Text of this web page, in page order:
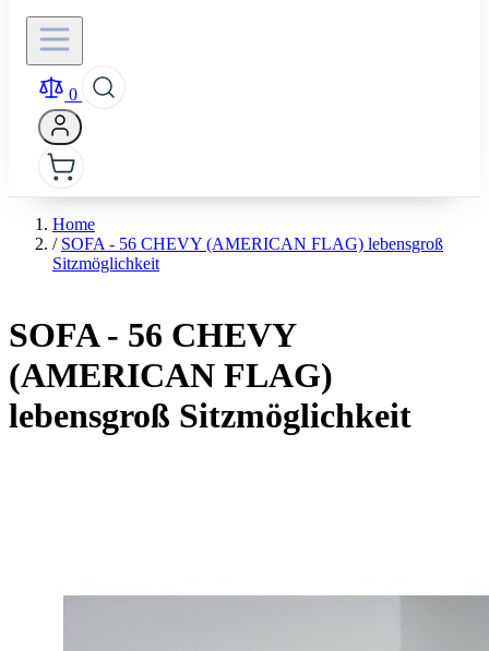
0
Home
/ SOFA - 56 CHEVY (AMERICAN FLAG) lebensgroß
Sitzmöglichkeit
SOFA - 56 CHEVY
(AMERICAN FLAG)
lebensgroß Sitzmöglichkeit